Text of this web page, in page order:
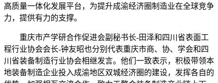
高质量一体化发展平台，为提升成渝经济圈制造业在全球竞争
力，提供有力的支撑。
重庆市产学研合作促进会副秘书长-田泽和四川省表面工
程行业协会会长-钟友昭也分别代表重庆市商、协、学会和四
川省装备制造行业协会相继发言。他们一致表示，积极带领本
地装备制造企业投入成渝地区双城经济圈的建设，发挥各自的